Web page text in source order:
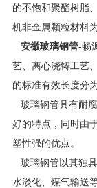
的不饱和聚酯树脂
机非金属颗粒材料
安徽玻璃钢管-畅
艺、离心浇铸工艺
的标准有效长度分
玻璃钢管具有耐
好的特点，同时由
塑性强的优点。
玻璃钢管以其独
水淡化、煤气输送